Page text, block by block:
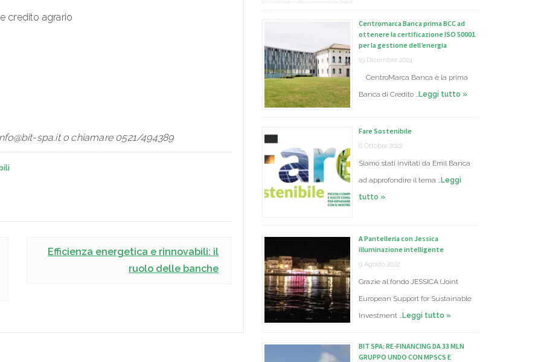
credito agrario
spa.it o chiamare 0521/494389
Efficienza energetica e rinnovabili: il
ruolo delle banche
Centromarca Banca prima BCC ad
ottenere la certificazione ISO 50001
per la gestione dell’energia
19 Dicembre 2024
CentroMarca Banca è la prima
Banca di Credito …Leggi tutto »
Fare Sostenibile
6 Ottobre 2022
Siamo stati invitati da Emil Banca
ad approfondire il tema …Leggi
tutto »
A Pantelleria con Jessica
illuminazione intelligente
9 Agosto 2022
Grazie al fondo JESSICA (Joint
European Support for Sustainable
Investment …Leggi tutto »
BIT SPA: RE-FINANCING DA 33 MLN
GRUPPO UNDO CON MPSCS E